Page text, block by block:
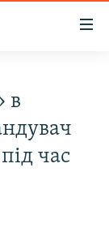
в
час